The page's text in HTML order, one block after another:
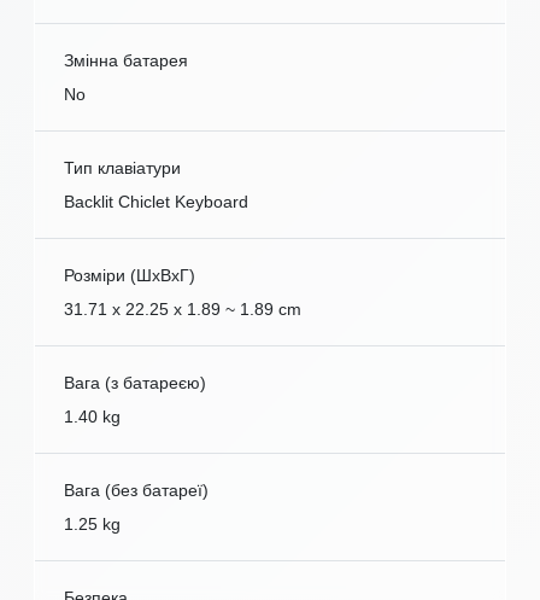
Змінна батарея
No
Тип клавіатури
Backlit Chiclet Keyboard
Розміри (ШxВxГ)
31.71 x 22.25 x 1.89 ~ 1.89 cm
Вага (з батареєю)
1.40 kg
Вага (без батареї)
1.25 kg